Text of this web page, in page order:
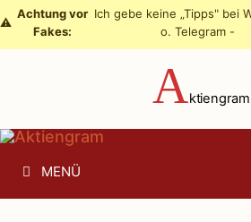
Zum
Inhalt
⚠️
Achtung vor
Fakes:
Ich gebe keine „Tipps" bei
o. Telegram -
Aktiengram
MENÜ